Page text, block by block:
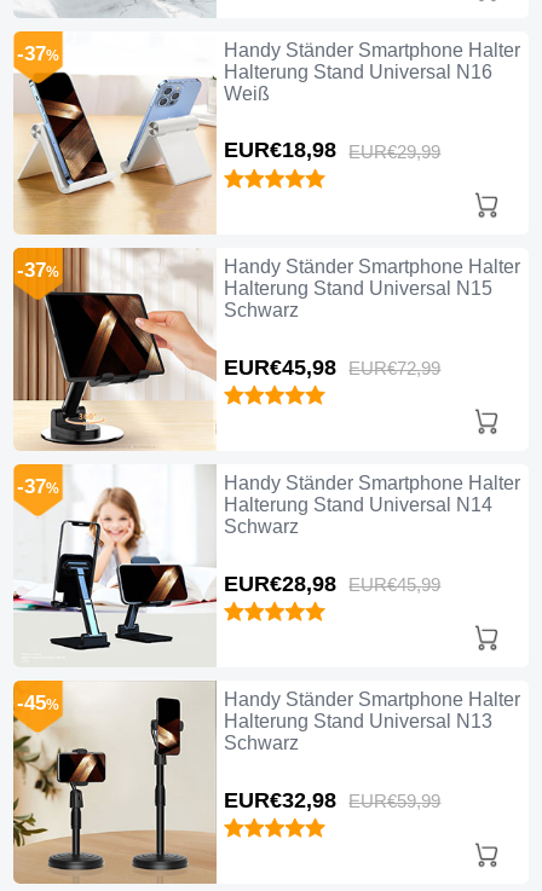
Handy Ständer Smartphone Halter
Halterung Stand Universal N16
Weiß
EUR€18,98 EUR€29,99
-37%
Handy Ständer Smartphone Halter
Halterung Stand Universal N15
Schwarz
EUR€45,98 EUR€72,99
-37%
Handy Ständer Smartphone Halter
Halterung Stand Universal N14
Schwarz
EUR€28,98 EUR€45,99
-37%
Handy Ständer Smartphone Halter
Halterung Stand Universal N13
Schwarz
EUR€32,98 EUR€59,99
-45%